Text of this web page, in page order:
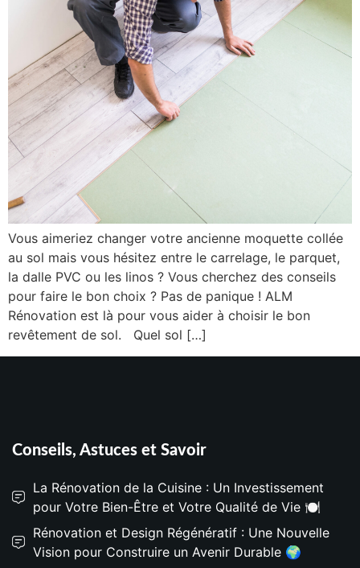
Vous aimeriez changer votre ancienne moquette collée
au sol mais vous hésitez entre le carrelage, le parquet,
la dalle PVC ou les linos ? Vous cherchez des conseils
pour faire le bon choix ? Pas de panique ! ALM
Rénovation est là pour vous aider à choisir le bon
revêtement de sol. Quel sol […]
Conseils, Astuces et Savoir
La Rénovation de la Cuisine : Un Investissement
pour Votre Bien-Être et Votre Qualité de Vie 🍽️
Rénovation et Design Régénératif : Une Nouvelle
Vision pour Construire un Avenir Durable 🌍